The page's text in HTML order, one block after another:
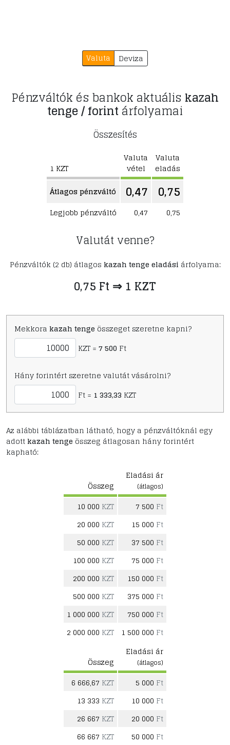
Valuta Deviza
Pénzváltók és bankok aktuális kazah
tenge / forintárfolyamai
Összesítés
1 KZT
Valuta
vétel
Valuta
eladás
Átlagos pénzváltó
0,47 0,75
Legjobb pénzváltó 0,47 0,75
Valutát venne?
Pénzváltók (2 db) átlagos kazah tenge eladási árfolyama:
0,75 Ft ⇒ 1 KZT
Mekkora kazah tenge összeget szeretne kapni?
KZT = 7 500 Ft
Hány forintért szeretne valutát vásárolni?
Ft = 1 333,33 KZT
Az alábbi táblázatban látható, hogy a pénzváltóknál egy
adottkazah tenge összeg átlagosan hány forintért
kapható:
Összeg
Eladási ár
(átlagos)
10 000 KZT 7 500 Ft
20 000 KZT 15 000 Ft
50 000 KZT 37 500 Ft
100 000 KZT 75 000 Ft
200 000 KZT 150 000 Ft
500 000 KZT 375 000 Ft
1 000 000 KZT 750 000 Ft
2 000 000 KZT 1 500 000 Ft
Összeg
Eladási ár
(átlagos)
6 666,67 KZT 5 000 Ft
13 333 KZT 10 000 Ft
26 667 KZT 20 000 Ft
66 667 KZT 50 000 Ft